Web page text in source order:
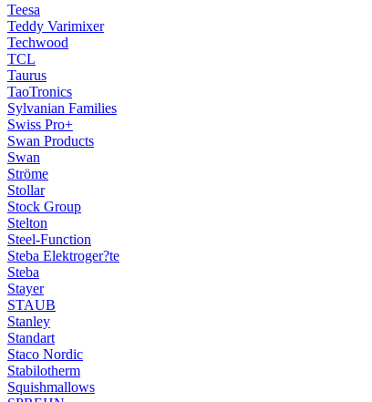
Teesa
Teddy Varimixer
Techwood
TCL
Taurus
TaoTronics
Sylvanian Families
Swiss Pro+
Swan Products
Swan
Ströme
Stollar
Stock Group
Stelton
Steel-Function
Steba Elektroger?te
Steba
Stayer
STAUB
Stanley
Standart
Staco Nordic
Stabilotherm
Squishmallows